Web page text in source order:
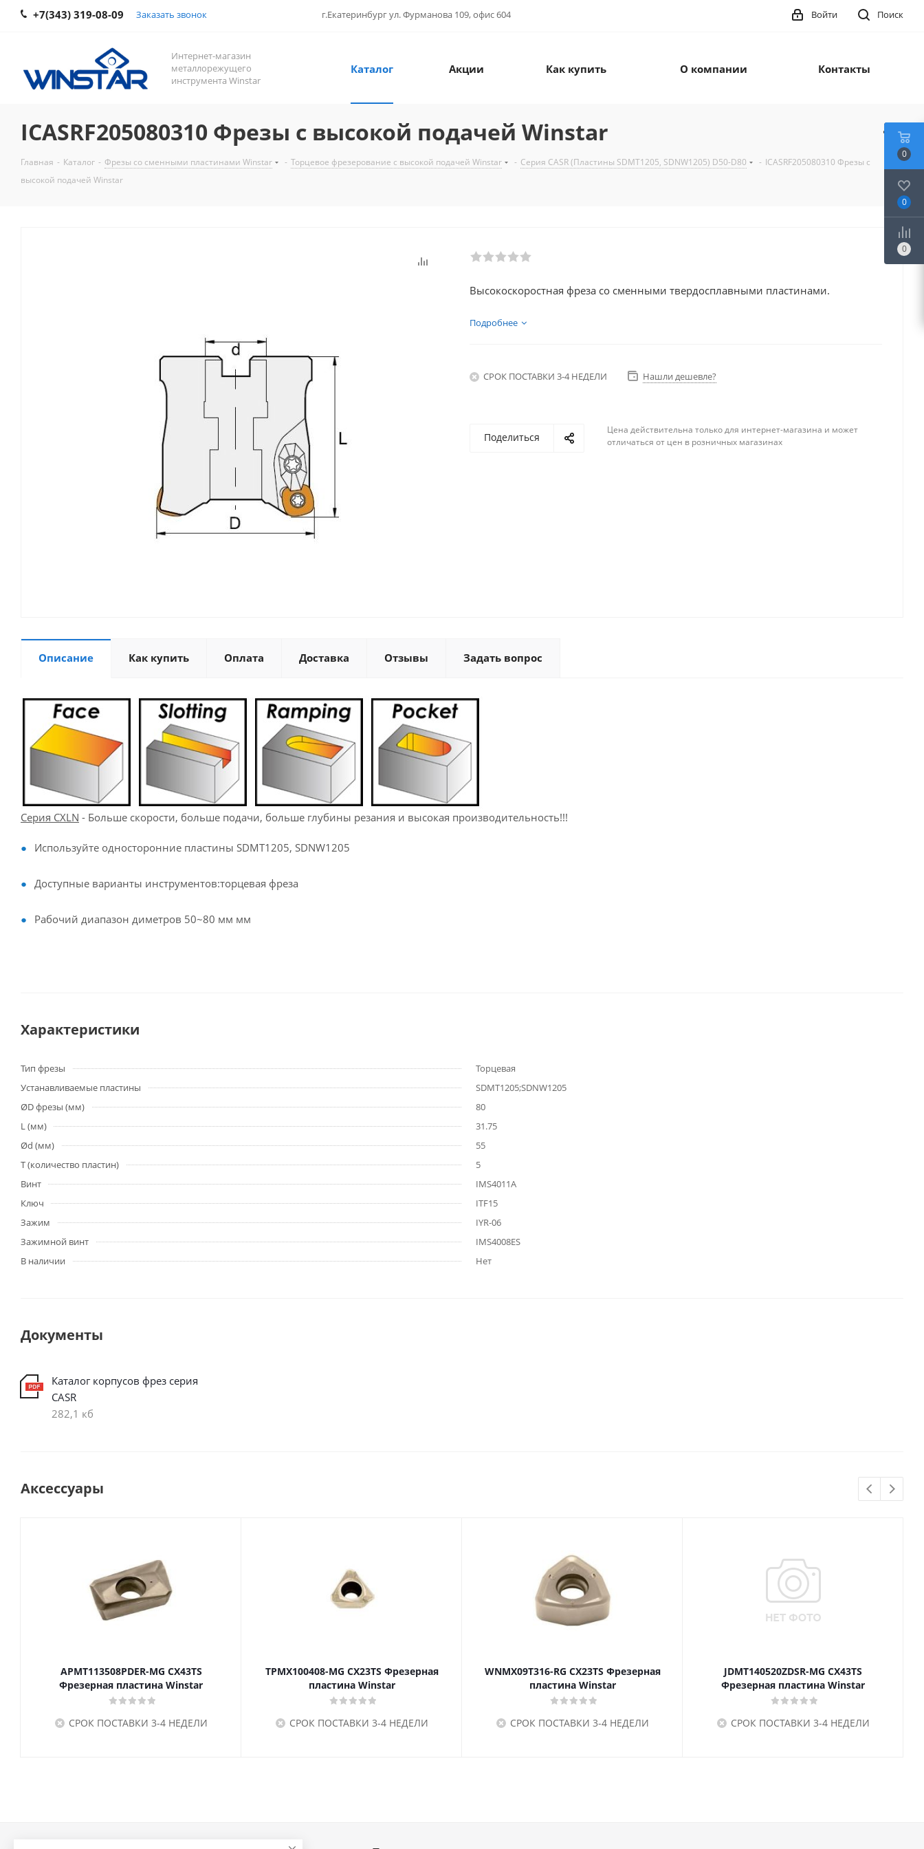
+7(343) 319-08-09 Заказать звонок г.Екатеринбург ул. Фурманова 109, офис 604 Поиск
Войти
Интернет-магазин
металлорежущего
инструмента Winstar
Каталог Акции Как купить О компании Контакты
ICASRF205080310 Фрезы с высокой подачей Winstar
Главная - Каталог - Фрезы со сменными пластинами Winstar - Торцевое фрезерование с высокой подачей Winstar - Серия CASR (Пластины SDMT1205, SDNW1205) D50-D80 - ICASRF205080310 Фрезы с
высокой подачей Winstar
Высокоскоростная фреза со сменными твердосплавными пластинами.
Подробнее
СРОК ПОСТАВКИ 3-4 НЕДЕЛИ Нашли дешевле?
Поделиться
Цена действительна только для интернет-магазина и может
отличаться от цен в розничных магазинах
Описание Как купить Оплата Доставка Отзывы Задать вопрос
Серия CXLN - Больше скорости, больше подачи, больше глубины резания и высокая производительность!!!
Используйте односторонние пластины SDMT1205, SDNW1205
Доступные варианты инструментов:торцевая фреза
Рабочий диапазон диметров 50~80 мм мм
Характеристики
Тип фрезы
Торцевая
Устанавливаемые пластины
SDMT1205;SDNW1205
ØD фрезы (мм)
80
L (мм)
31.75
Ød (мм)
55
T (количество пластин)
5
Винт
IMS4011A
Ключ
ITF15
Зажим
IYR-06
Зажимной винт
IMS4008ES
В наличии
Нет
Документы
Каталог корпусов фрез серия
CASR
282,1 кб
Аксессуары
APMT113508PDER-MG CX43TS
Фрезерная пластина Winstar
СРОК ПОСТАВКИ 3-4 НЕДЕЛИ
TPMX100408-MG CX23TS Фрезерная
пластина Winstar
СРОК ПОСТАВКИ 3-4 НЕДЕЛИ
WNMX09T316-RG CX23TS Фрезерная
пластина Winstar
СРОК ПОСТАВКИ 3-4 НЕДЕЛИ
JDMT140520ZDSR-MG CX43TS
Фрезерная пластина Winstar
СРОК ПОСТАВКИ 3-4 НЕДЕЛИ
0
0
0